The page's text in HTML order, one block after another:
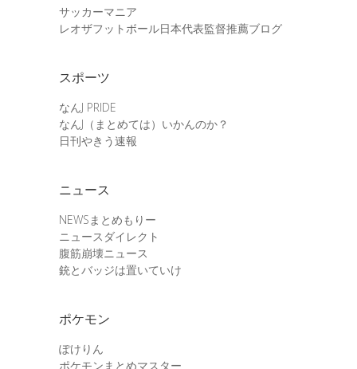
サッカーマニア
レオザフットボール日本代表監督推薦ブログ
スポーツ
なんJ PRIDE
なんJ（まとめては）いかんのか？
日刊やきう速報
ニュース
NEWSまとめもりー
ニュースダイレクト
腹筋崩壊ニュース
銃とバッジは置いていけ
ポケモン
ぽけりん
ポケモンまとめマスター